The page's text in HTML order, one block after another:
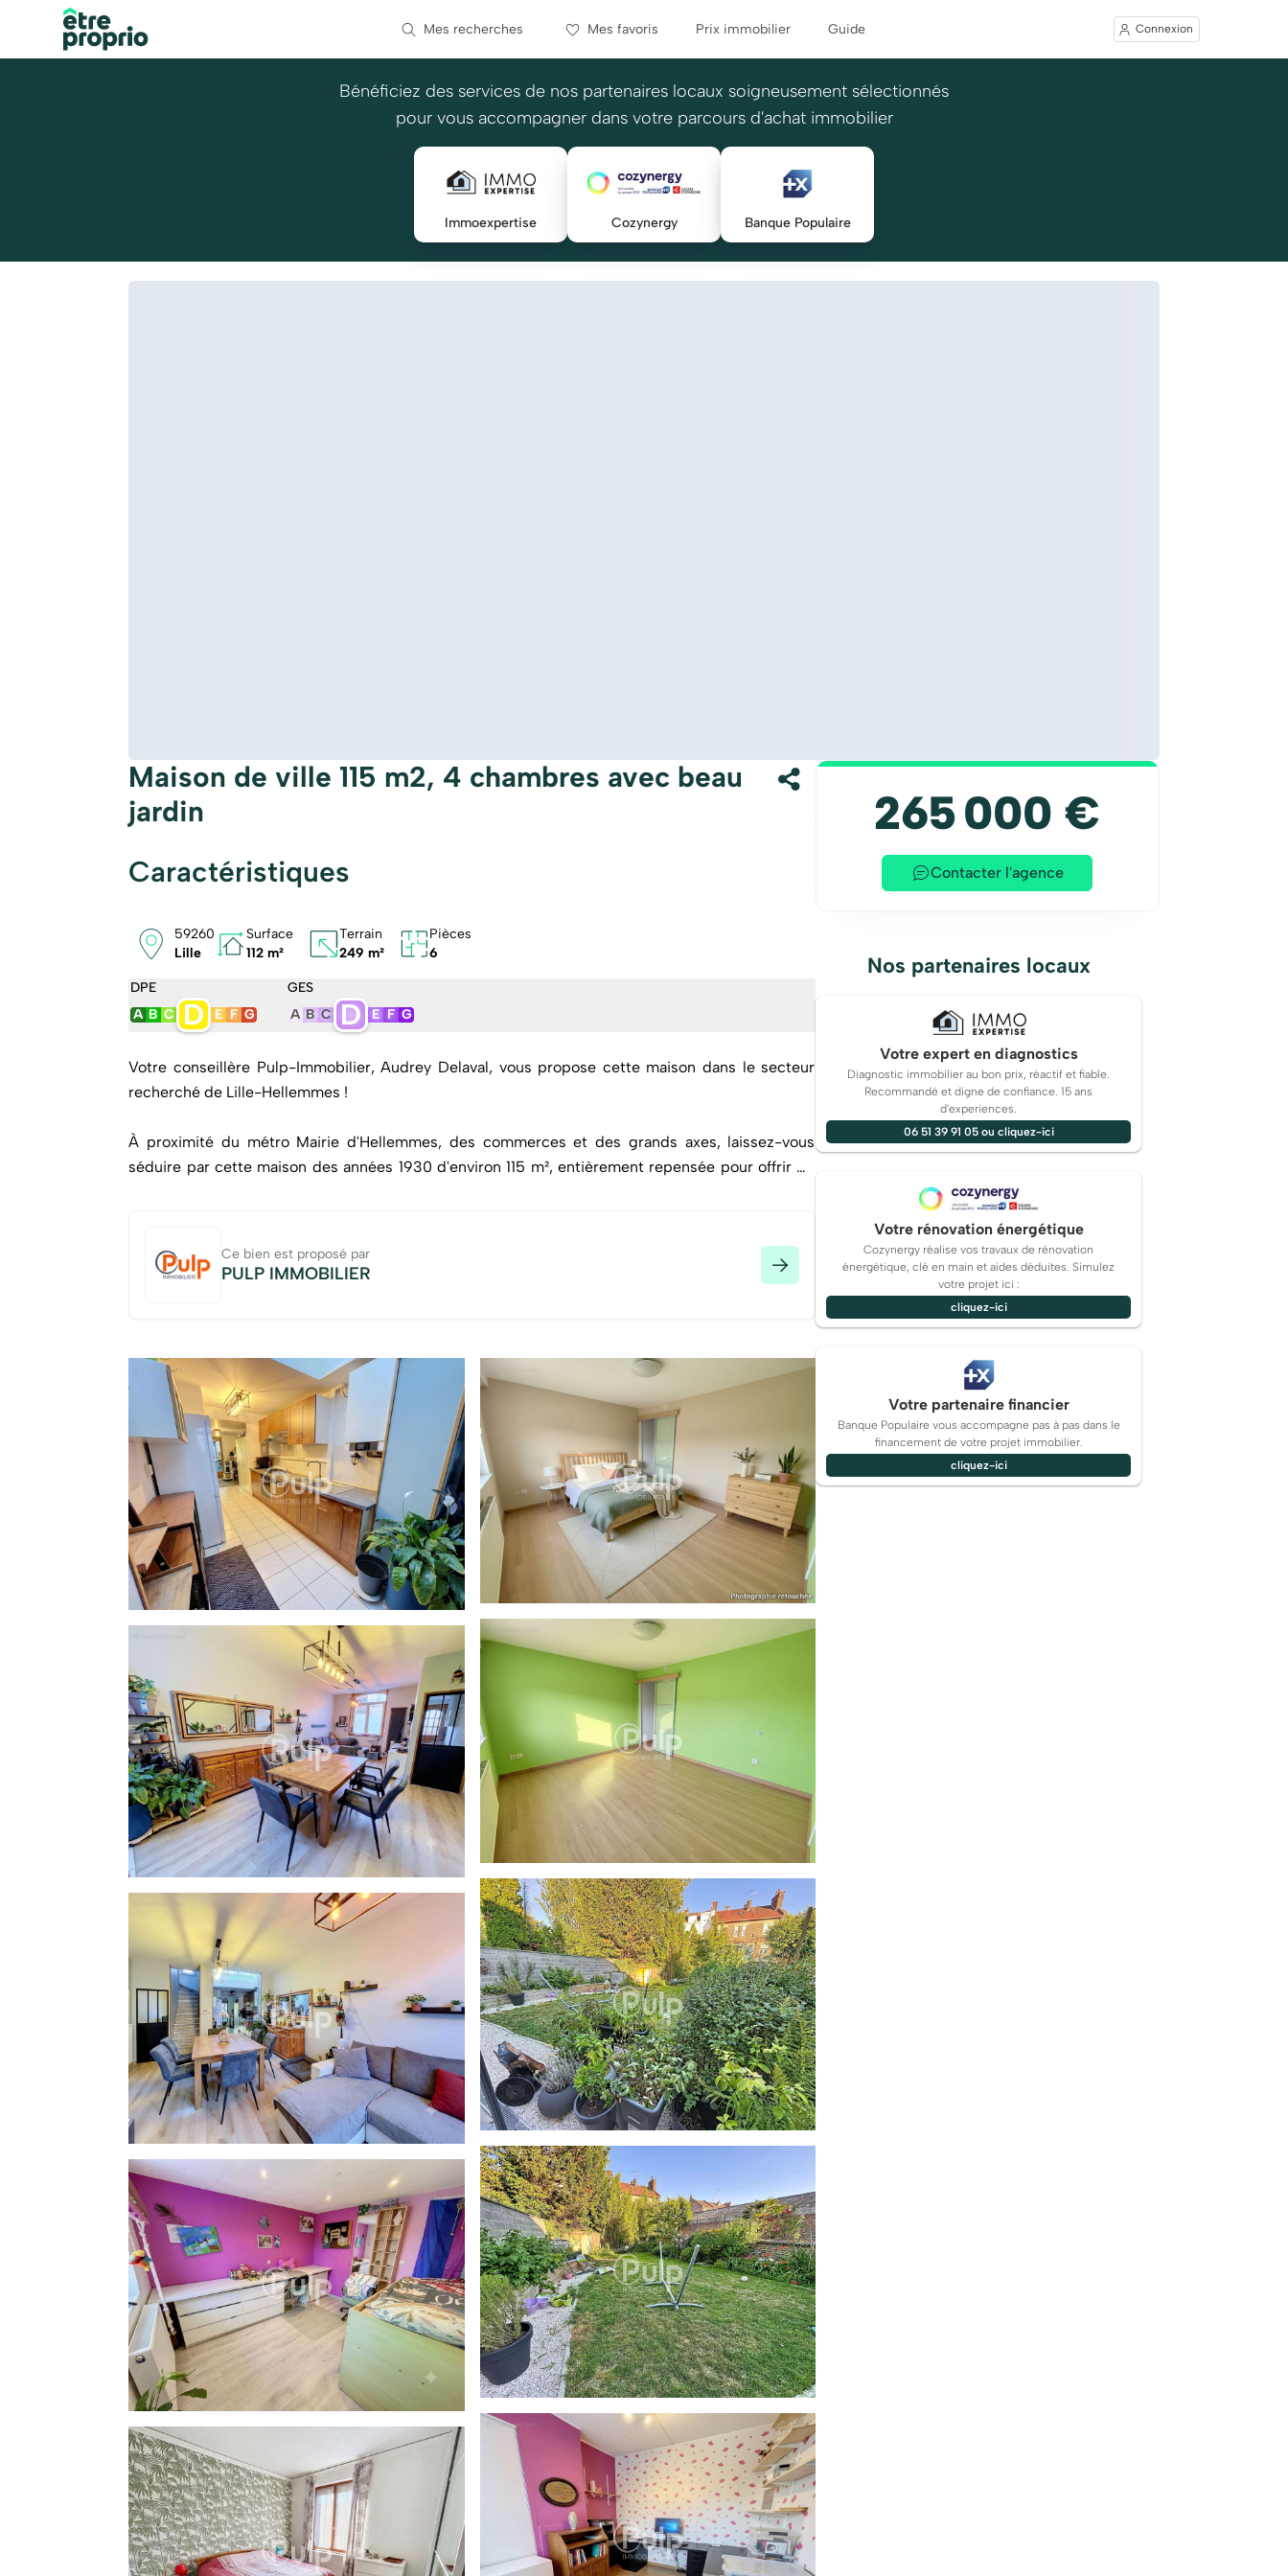
Mes recherches Mes favoris Prix immobilier Guide Connexion
Bénéficiez des services de nos partenaires locaux soigneusement sélectionnés
pour vous accompagner dans votre parcours d'achat immobilier
Immoexpertise Cozynergy Banque Populaire
Maison de ville 115 m2, 4 chambres avec beau
jardin
Caractéristiques
59260
Lille
Surface
112 m²
Terrain
249 m²
Pièces
6
DPE
A B C D E F G
GES
A B C D E F G
Votre conseillère Pulp-Immobilier, Audrey Delaval, vous propose cette maison dans le secteur
recherché de Lille-Hellemmes !
À proximité du métro Mairie d'Hellemmes, des commerces et des grands axes, laissez-vous
séduire par cette maison des années 1930 d'environ 115 m², entièrement repensée pour offrir de
Dès l'entrée, un hall accueillant vous mène vers une vaste pièce de vie parquetée totalement
À l'étage, l'espace nuit se compose de deux grandes chambres lumineuses de belles dimensions
(11 m² et 15 m²), ainsi que deux autres chambres au second niveau de même dimension.
Côté extérieur, vous découvrirez une magnifique terrasse avec pergola et un beau jardin arboré et
très fleuri parfaitement exposé (Sud-Est), un véritable luxe en plein cœur de la ville.
Ce bien vous intéresse, contactez rapidement votre agence locale PULP-IMMOBILIER.
Nous avons hâte de découvrir votre projet.
Vous êtes propriétaires ?! Nous vous offrons l'estimation de votre bien.
Ce bien est proposé par
PULP IMMOBILIER
265 000 €
Contacter l'agence
Nos partenaires locaux
Votre expert en diagnostics
Diagnostic immobilier au bon prix, réactif et fiable.
Recommandé et digne de confiance. 15 ans
d'experiences.
06 51 39 91 05 ou cliquez-ici
Votre rénovation énergétique
Cozynergy réalise vos travaux de rénovation
énergétique, clé en main et aides déduites. Simulez
votre projet ici :
cliquez-ici
Votre partenaire financier
Banque Populaire vous accompagne pas à pas dans le
financement de votre projet immobilier.
cliquez-ici